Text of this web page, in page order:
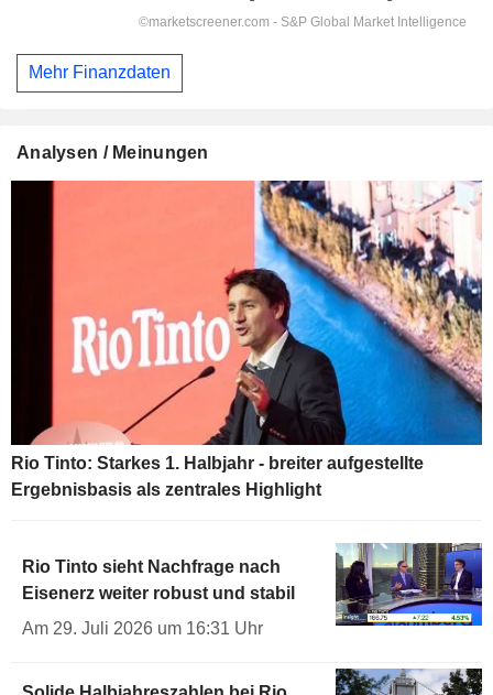
Mehr Finanzdaten
Analysen / Meinungen
Rio Tinto: Starkes 1. Halbjahr - breiter aufgestellte
Ergebnisbasis als zentrales Highlight
Rio Tinto sieht Nachfrage nach
Eisenerz weiter robust und stabil
Am 29. Juli 2026 um 16:31 Uhr